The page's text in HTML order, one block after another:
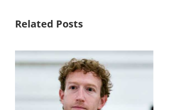
Related Posts